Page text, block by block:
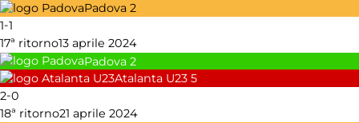
Padova 2
1-1
17ª ritorno13 aprile 2024
Padova 2
Atalanta U23 5
2-0
18ª ritorno21 aprile 2024